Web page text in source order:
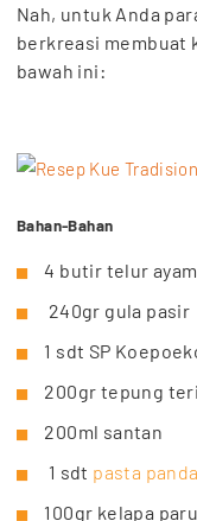
Nah, untuk Anda
berkreasi membuat
bawah ini:
Bahan-Bahan
4 butir telur ayam
240gr gula pasir
1 sdt SP
200gr tepung
200ml santan
1 sdt pasta
100gr kelapa